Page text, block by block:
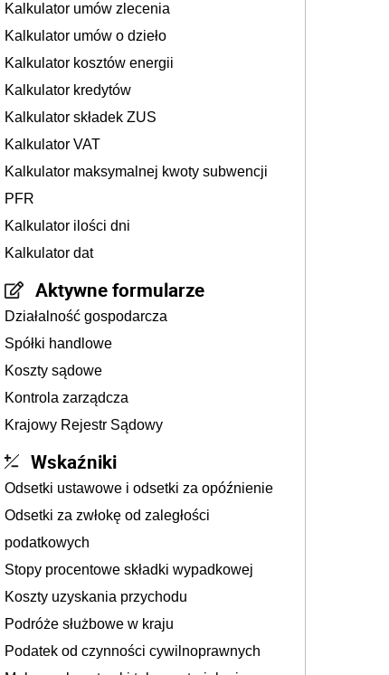
Kalkulator umów zlecenia
Kalkulator umów o dzieło
Kalkulator kosztów energii
Kalkulator kredytów
Kalkulator składek ZUS
Kalkulator VAT
Kalkulator maksymalnej kwoty subwencji
PFR
Kalkulator ilości dni
Kalkulator dat
Aktywne formularze
Działalność gospodarcza
Spółki handlowe
Koszty sądowe
Kontrola zarządcza
Krajowy Rejestr Sądowy
Wskaźniki
Odsetki ustawowe i odsetki za opóźnienie
Odsetki za zwłokę od zaległości
podatkowych
Stopy procentowe składki wypadkowej
Koszty uzyskania przychodu
Podróże służbowe w kraju
Podatek od czynności cywilnoprawnych